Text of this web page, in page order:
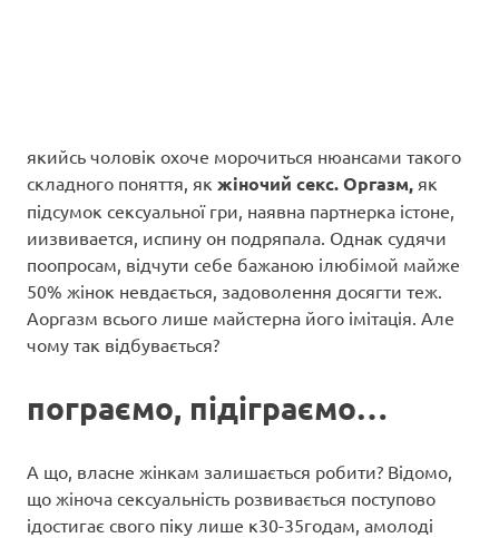
якийсь чоловік охоче морочиться нюансами такого
складного поняття, як жіночий секс. Оргазм, як
підсумок сексуальної гри, наявна партнерка істоне,
иизвивается, испину он подряпала. Однак судячи
поопросам, відчути себе бажаною ілюбімой майже
50% жінок невдається, задоволення досягти теж.
Аоргазм всього лише майстерна його імітація. Але
чому так відбувається?
пограємо, підіграємо…
А що, власне жінкам залишається робити? Відомо,
що жіноча сексуальність розвивається поступово
ідостигає свого піку лише к30-35годам, амолоді